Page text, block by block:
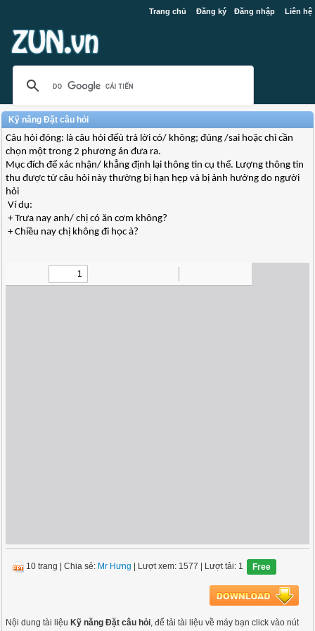
Trang chủ Đăng ký Đăng nhập Liên hệ
Kỹ năng Đặt câu hỏi
Câu hỏi đóng: là câu hỏi đểù trả lời có/ không; đúng /sai hoặc chỉ cần
chọn một trong 2 phương án đưa ra.
Mục đích để xác nhận/ khẳng định lại thông tin cụ thể. Lượng thông tin
thu được từ câu hỏi này thường bị hạn hẹp và bị ảnh hưởng do người
hỏi
Ví dụ:
+ Trưa nay anh/ chị có ăn cơm không?
+ Chiều nay chị không đi học à?
10 trang |Chia sẻ: Mr Hưng | Lượt xem: 1577 | Lượt tải: 1 Free
Nội dung tài liệu Kỹ năng Đặt câu hỏi, để tải tài liệu về máy bạn click vào nút